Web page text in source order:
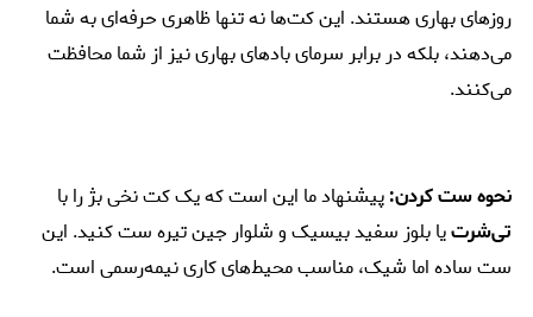
روزهای بهاری هستند. این کت‌ها نه تنها ظاهری حرفه‌ای به شما
می‌دهند، بلکه در برابر سرمای بادهای بهاری نیز از شما محافظت
می‌کنند.
نحوه ست کردن:پیشنهاد ما این است که یک کت نخی بژ را با
تی‌شرتیا بلوز سفید بیسیک و شلوار جین تیره ست کنید. این
ست ساده اما شیک، مناسب محیط‌های کاری نیمه‌رسمی است.